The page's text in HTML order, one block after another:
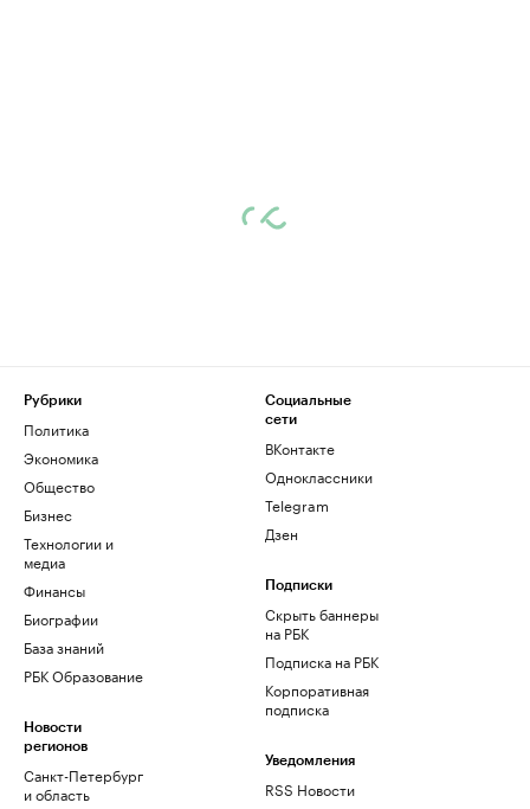
Рубрики
Политика
Экономика
Общество
Бизнес
Технологии и
медиа
Финансы
Биографии
База знаний
РБК Образование
Новости
регионов
Санкт-Петербург
и область
Социальные
сети
ВКонтакте
Одноклассники
Telegram
Дзен
Подписки
Скрыть баннеры
на РБК
Подписка на РБК
Корпоративная
подписка
Уведомления
RSS Новости